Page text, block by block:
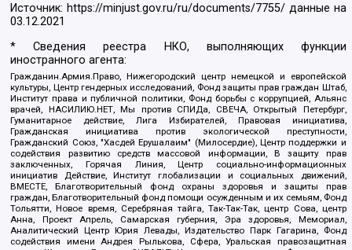
Источник: https://minjust.gov.ru/ru/documents/7755/ данные на
03.12.2021
* Сведения реестра НКО, выполняющих функции
иностранного агента:
Гражданин.Армия.Право, Нижегородский центр немецкой и европейской
культуры, Центр гендерных исследований, Фонд защиты прав граждан Штаб,
Институт права и публичной политики, Фонд борьбы с коррупцией, Альянс
врачей, НАСИЛИЮ.НЕТ, Мы против СПИДа, СВЕЧА, Открытый Петербург,
Гуманитарное действие, Лига Избирателей, Правовая инициатива,
Гражданская инициатива против экологической преступности,
Гражданский Союз, "Хасдей Ерушалаим" (Милосердие), Центр поддержки и
содействия развитию средств массовой информации, В защиту прав
заключенных, Горячая Линия, Центр социально-информационных
инициатив Действие, Институт глобализации и социальных движений,
ВМЕСТЕ, Благотворительный фонд охраны здоровья и защиты прав
граждан, Благотворительный фонд помощи осужденным и их семьям, Фонд
Тольятти, Новое время, Серебряная тайга, Так-Так-Так, центр Сова, центр
Анна, Проект Апрель, Самарская губерния, Эра здоровья, Мемориал,
Аналитический Центр Юрия Левады, Издательство Парк Гагарина, Фонд
содействия имени Андрея Рылькова, Сфера, Уральская правозащитная